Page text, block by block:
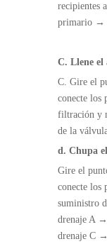
recipientes
primario →
C. Llene el
C. Gire el
conecte los
filtración y
de la
d. Chupa
Gire el
conecte los
suministro
drenaje A
drenaje C